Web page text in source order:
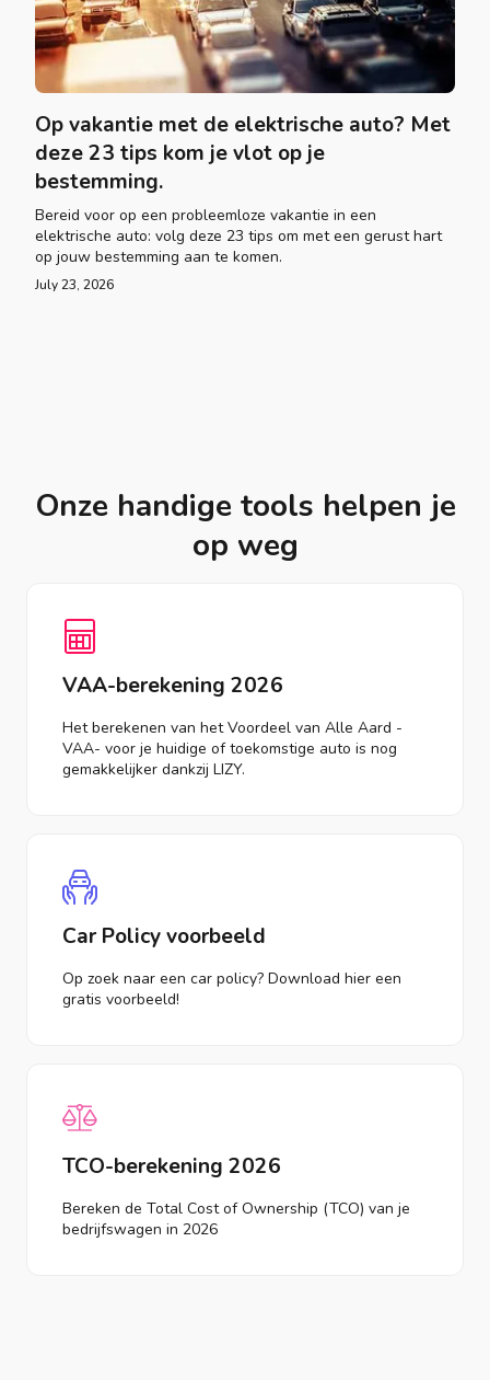
Op vakantie met de elektrische auto? Met
deze 23 tips kom je vlot op je
bestemming.
Bereid voor op een probleemloze vakantie in een
elektrische auto: volg deze 23 tips om met een gerust hart
op jouw bestemming aan te komen.
July 23, 2026
Onze handige tools helpen je
op weg
VAA-berekening 2026
Het berekenen van het Voordeel van Alle Aard -
VAA- voor je huidige of toekomstige auto is nog
gemakkelijker dankzij LIZY.
Car Policy voorbeeld
Op zoek naar een car policy? Download hier een
gratis voorbeeld!
TCO-berekening 2026
Bereken de Total Cost of Ownership (TCO) van je
bedrijfswagen in 2026